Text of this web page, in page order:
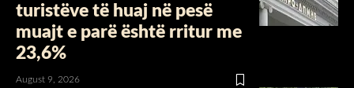
turistëve të huaj në pesë
muajt e parë është rritur me
23,6%
August 9, 2026